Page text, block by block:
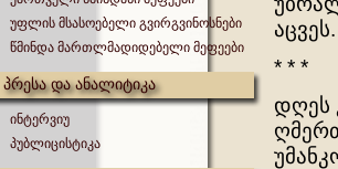
უფლის მსასოებელი გვირგვინოსნები
წმინდა მართლმადიდებელი მეფეები
პრესა და ანალიტიკა
ინტერვიუ
პუბლიცისტიკა
აცვეს.
* * *
დღეს